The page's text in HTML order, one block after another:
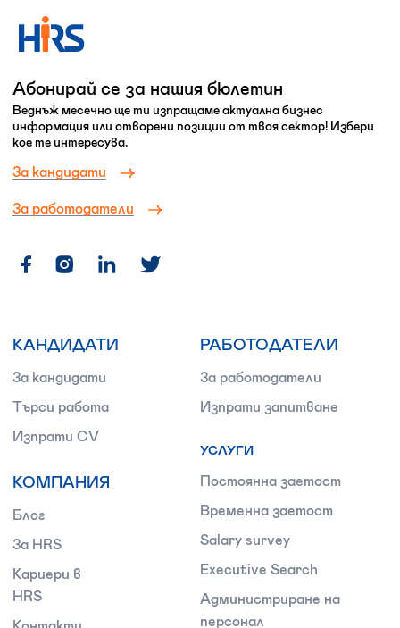
Абонирай се за нашия бюлетин
Веднъж месечно ще ти изпращаме актуална бизнес
информация или отворени позиции от твоя сектор! Избери
кое те интересува.
За кандидати
За работодатели
КАНДИДАТИ
За кандидати
Търси работа
Изпрати CV
КОМПАНИЯ
Блог
За HRS
Кариери в
HRS
РАБОТОДАТЕЛИ
За работодатели
Изпрати запитване
УСЛУГИ
Постоянна заетост
Временна заетост
Salary survey
Executive Search
Администриране на
персонал